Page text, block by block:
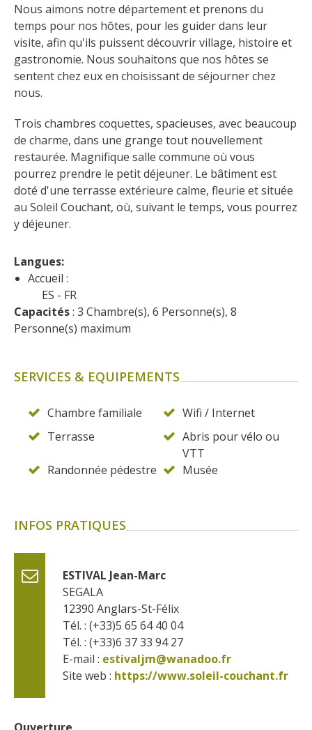
Patrimoine mondial de
l'UNESCO
Nous aimons notre département et prenons du
temps pour nos hôtes, pour les guider dans leur
visite, afin qu'ils puissent découvrir village, histoire et
gastronomie. Nous souhaitons que nos hôtes se
sentent chez eux en choisissant de séjourner chez
nous.
Trois chambres coquettes, spacieuses, avec beaucoup
de charme, dans une grange tout nouvellement
restaurée. Magnifique salle commune où vous
pourrez prendre le petit déjeuner. Le bâtiment est
doté d'une terrasse extérieure calme, fleurie et située
au Soleil Couchant, où, suivant le temps, vous pourrez
y déjeuner.
Langues:
Accueil :
ES
FR
Capacités : 3 Chambre(s), 6 Personne(s), 8
Personne(s) maximum
SERVICES & EQUIPEMENTS
Chambre familiale
Wifi / Internet
Terrasse
Abris pour vélo ou
VTT
Randonnée pédestre
Musée
INFOS PRATIQUES
ESTIVAL Jean-Marc
SEGALA
12390 Anglars-St-Félix
Tél. : (+33)5 65 64 40 04
Tél. : (+33)6 37 33 94 27
E-mail : estivaljm@wanadoo.fr
Site web : https://www.soleil-couchant.fr